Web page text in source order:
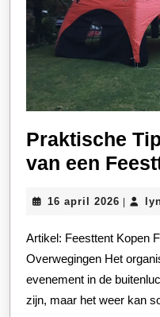
Praktische
van een
16 april 2026 16
|
Artikel: Feesttent Kopen Feesttent Kopen: Tips en
Overwegingen Het
evenement in de
zijn, maar het weer kan